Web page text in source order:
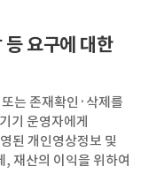
등 요구에 대한
는 존재확인·삭제를
기 운영자에게
된 개인영상정보 및
재산의 이익을 위하여